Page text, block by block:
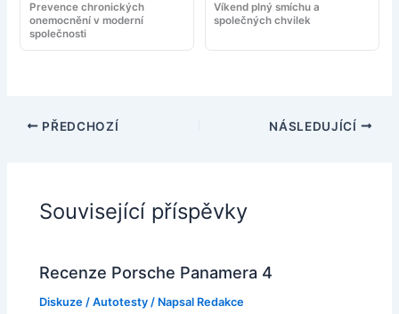
Prevence chronických
onemocnění v moderní
společnosti
Víkend plný smíchu a
společných chvilek
PŘEDCHOZÍ NÁSLEDUJÍCÍ
Související příspěvky
Recenze Porsche Panamera 4
Diskuze /Autotesty / Napsal Redakce